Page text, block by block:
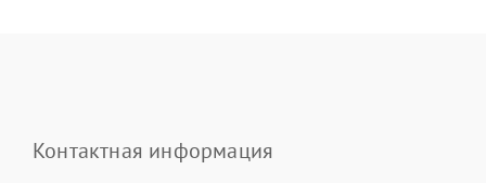
Контактная информация